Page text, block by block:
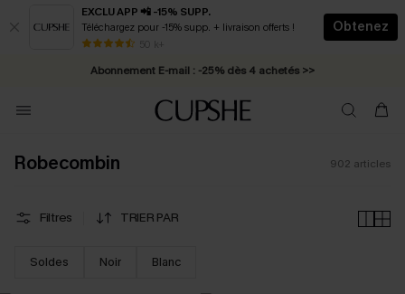
EXCLU APP 📲 -15% SUPP.
Téléchargez pour -15% supp. + livraison offerts !
50 k+
Obtenez
* Livraison éclair 2-3 jours ouvrés >>
Abonnement E-mail : -25% dès 4 achetés >>
Robecombin 902 articles
Filtres TRIER PAR
Soldes Noir Blanc